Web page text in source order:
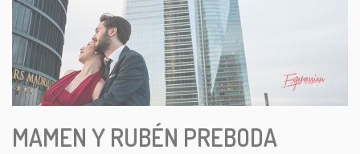
MAMEN Y RUBÉN PREBODA